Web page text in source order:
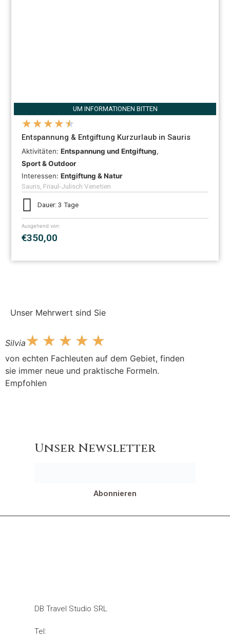
UM INFORMATIONEN BITTEN
★★★★★
Entspannung & Entgiftung Kurzurlaub in Sauris
Aktivitäten:Entspannung und Entgiftung,
Sport & Outdoor
Interessen:Entgiftung & Natur
Sauris, Friaul-Julisch Venetien
Dauer: 3 Tage
Ausgehend von:
€350,00
Unser Mehrwert sind Sie
Silvia☆ ☆ ☆ ☆ ☆
von echten Fachleuten auf dem Gebiet, finden
sie immer neue und praktische Formeln.
Empfohlen
Unser Newsletter
Abonnieren
DB Travel Studio SRL
Tel: